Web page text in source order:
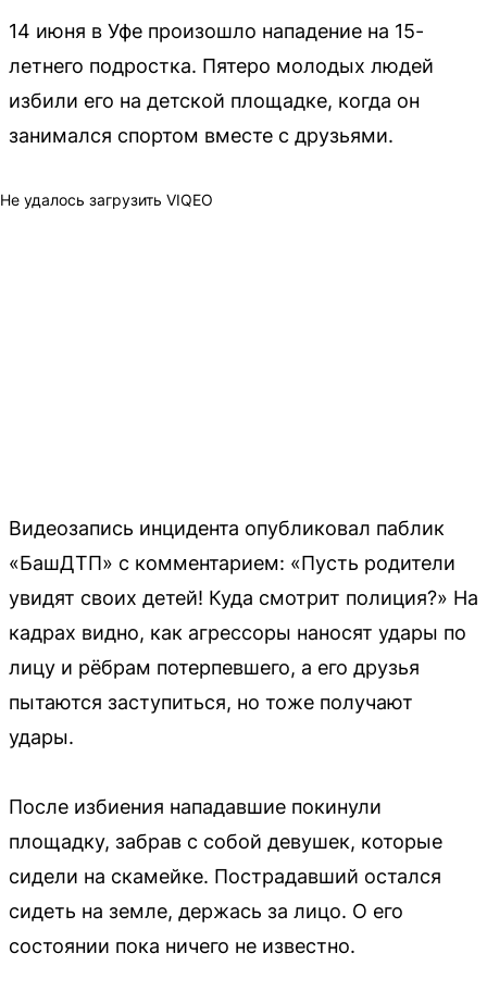
14 июня в Уфе произошло нападение на 15-
летнего подростка. Пятеро молодых людей
избили его на детской площадке, когда он
занимался спортом вместе с друзьями.
Не удалось загрузить VIQEO
Видеозапись инцидента опубликовал паблик
«БашДТП» с комментарием: «Пусть родители
увидят своих детей! Куда смотрит полиция?» На
кадрах видно, как агрессоры наносят удары по
лицу и рёбрам потерпевшего, а его друзья
пытаются заступиться, но тоже получают
удары.
После избиения нападавшие покинули
площадку, забрав с собой девушек, которые
сидели на скамейке. Пострадавший остался
сидеть на земле, держась за лицо. О его
состоянии пока ничего не известно.